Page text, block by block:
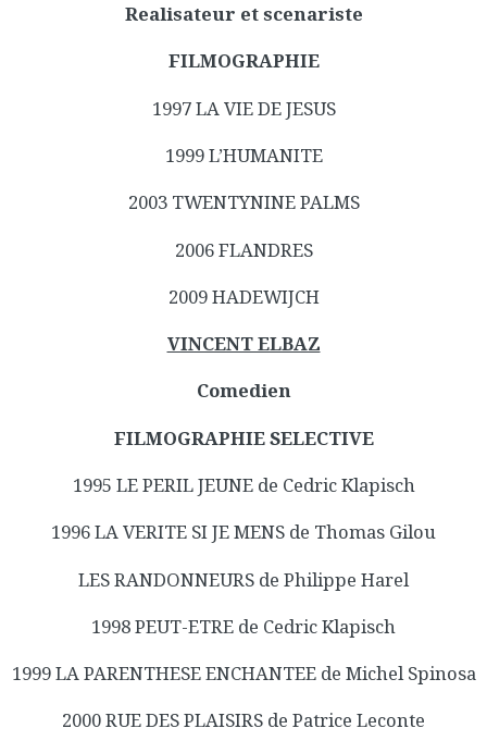
Realisateur et scenariste
FILMOGRAPHIE
1997 LA VIE DE JESUS
1999 L’HUMANITE
2003 TWENTYNINE PALMS
2006 FLANDRES
2009 HADEWIJCH
VINCENT ELBAZ
Comedien
FILMOGRAPHIE SELECTIVE
1995 LE PERIL JEUNE de Cedric Klapisch
1996 LA VERITE SI JE MENS de Thomas Gilou
LES RANDONNEURS de Philippe Harel
1998 PEUT-ETRE de Cedric Klapisch
1999 LA PARENTHESE ENCHANTEE de Michel Spinosa
2000 RUE DES PLAISIRS de Patrice Leconte